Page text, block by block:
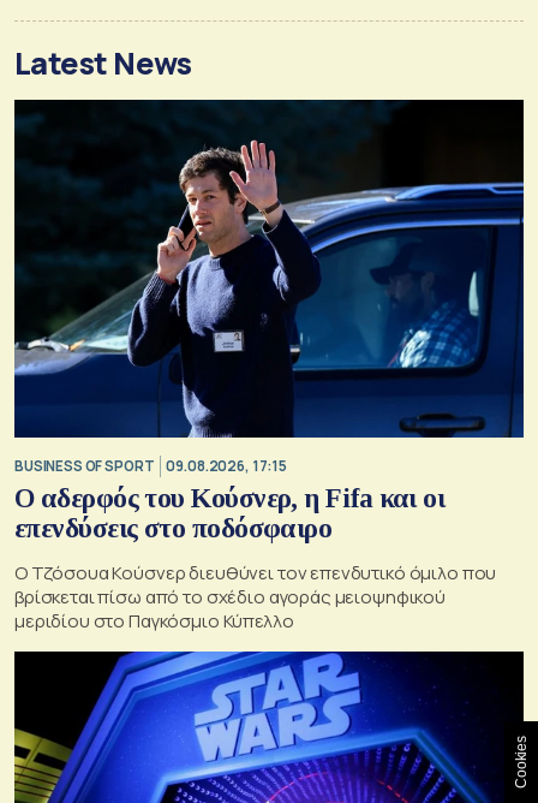
Latest News
BUSINESS OF SPORT 09.08.2026, 17:15
Ο αδερφός του Κούσνερ, η Fifa και οι
επενδύσεις στο ποδόσφαιρο
Ο Τζόσουα Κούσνερ διευθύνει τον επενδυτικό όμιλο που
βρίσκεται πίσω από το σχέδιο αγοράς μειοψηφικού
μεριδίου στο Παγκόσμιο Κύπελλο
Cookies